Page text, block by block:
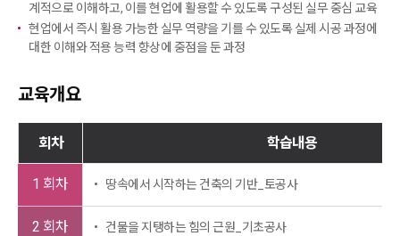
계적으로 이해하고, 이를 현업에 활용할 수 있도록 구성된 실무 중심 교육
현업에서 즉시 활용 가능한 실무 역량을 기를 수 있도록 실제 시공 과정에
대한 이해와 적용 능력 향상에 중점을 둔 과정
교육개요
회차 학습내용
1 회차 땅속에서 시작하는 건축의 기반_토공사
2 회차 건물을 지탱하는 힘의 근원_기초공사